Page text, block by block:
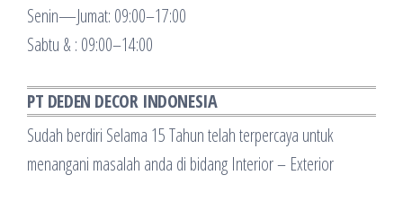
Senin—Jumat: 09:00–17:00
Sabtu & : 09:00–14:00
PT DEDEN DECOR INDONESIA
Sudah berdiri Selama 15 Tahun telah terpercaya untuk
menangani masalah anda di bidang Interior – Exterior